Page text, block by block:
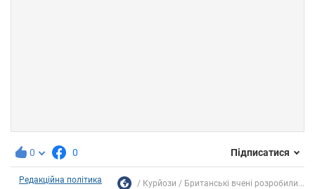
0 0 Підписатися
Редакційна політика Курйози Британські вчені розробили...